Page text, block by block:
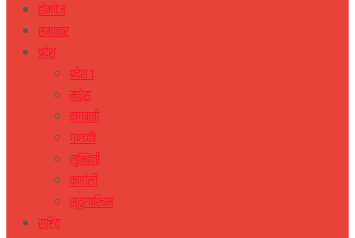
होमपेज
समाचार
प्रदेश
प्रदेश १
मधेस
वागमती
गण्डकी
लुम्बिनी
कर्णाली
सुदुरपस्चिम
राष्ट्रिय